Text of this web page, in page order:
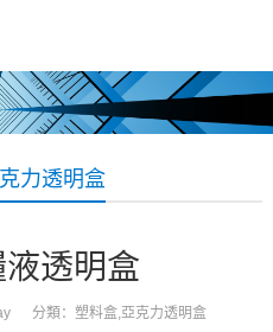
力透明盒
透明盒
分類：塑料盒,亞克力透明盒